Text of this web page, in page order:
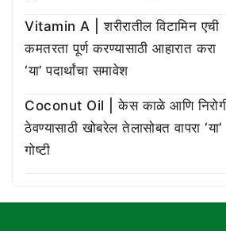
Vitamin A | शरीरातील विटामिन एची
कमतरता पूर्ण करण्यासाठी आहारात करा
‘या’ पदार्थांचा समावेश
Coconut Oil | केस काळे आणि
ठेवण्यासाठी खोबरेल तेलासोबत वापरा ‘या’
गोष्टी